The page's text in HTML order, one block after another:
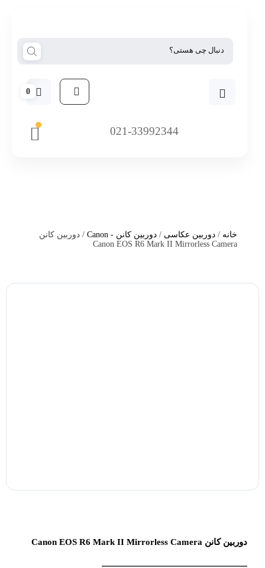
0
021-33992344
خانه / دوربین عکاسی / دوربین کانن - Canon
/ دوربین کانن
Canon EOS R6 Mark II Mirrorless Camera
دوربین کانن Canon EOS R6 Mark II Mirrorless Camera